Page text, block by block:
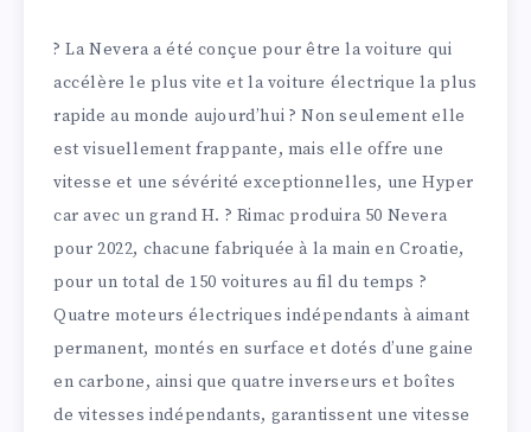
? La Nevera a été conçue pour être la voiture qui
accélère le plus vite et la voiture électrique la plus
rapide au monde aujourd’hui ? Non seulement elle
est visuellement frappante, mais elle offre une
vitesse et une sévérité exceptionnelles, une Hyper
car avec un grand H. ? Rimac produira 50 Nevera
pour 2022, chacune fabriquée à la main en Croatie,
pour un total de 150 voitures au fil du temps ?
Quatre moteurs électriques indépendants à aimant
permanent, montés en surface et dotés d’une gaine
en carbone, ainsi que quatre inverseurs et boîtes
de vitesses indépendants, garantissent une vitesse